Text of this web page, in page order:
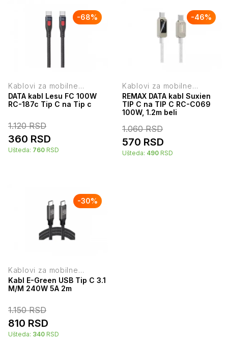
-68%
Kablovi za mobilne
telefone
DATA kabl Lesu FC 100W
RC-187c Tip C na Tip c
1.120RSD
360 RSD
Ušteda: 760 RSD
-46%
Kablovi za mobilne
telefone
REMAX DATA kabl Suxien
TIP C na TIP C RC-C069
100W, 1.2m beli
1.060RSD
570 RSD
Ušteda: 490 RSD
-30%
Kablovi za mobilne
telefone
Kabl E-Green USB Tip C 3.1
M/M 240W 5A 2m
1.150RSD
810 RSD
Ušteda: 340 RSD